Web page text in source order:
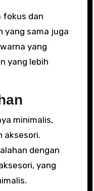
fokus dan
yang sama juga
yang
yang lebih
minimalis,
aksesori.
dengan
yang